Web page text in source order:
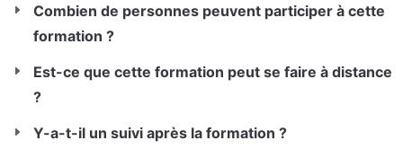
Combien de personnes peuvent participer à cette
formation ?
Est-ce que cette formation peut se faire à distance
?
Y-a-t-il un suivi après la formation ?